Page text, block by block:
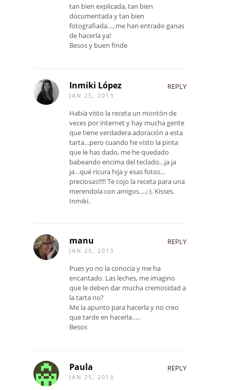
tan bien explicada, tan bien
documentada y tan bien
fotografiada…, me han entrado ganas
de hacerla ya!
Besos y buen finde
Inmiki López
JAN 25, 2013
REPLY
Había visto la receta un montón de
veces por internet y hay mucha gente
que tiene verdadera adoración a esta
tarta…pero cuando he visto la pinta
que le has dado, me he quedado
babeando encima del teclado…ja ja
ja…qué ricura hija y esas fotos…
preciosas!!!!! Te cojo la receta para una
merendola con amigos….;-). Kisses.
Inmiki.
manu
JAN 25, 2013
REPLY
Pues yo no la conocía y me ha
encantado. Las leches, me imagino
que le deben dar mucha cremosidad a
la tarta no?
Me la apunto para hacerla y no creo
que tarde en hacerla…..
Besos
Paula
JAN 25, 2013
REPLY